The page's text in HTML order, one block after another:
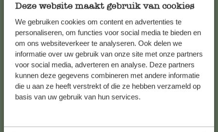
Deze website maakt gebruik van cookies
We gebruiken cookies om content en advertenties te
personaliseren, om functies voor social media te bieden en
om ons websiteverkeer te analyseren. Ook delen we
informatie over uw gebruik van onze site met onze partners
voor social media, adverteren en analyse. Deze partners
kunnen deze gegevens combineren met andere informatie
die u aan ze heeft verstrekt of die ze hebben verzameld op
basis van uw gebruik van hun services.
Kundenservice/Hilfe
Falls Sie Fragen haben oder Tipps und Hilfe brauchen, wenden
Sie sich bitte an unseren Kundenservice. Oder lesen Sie hier
die Antworten aufhäufig gestellte Fragen.